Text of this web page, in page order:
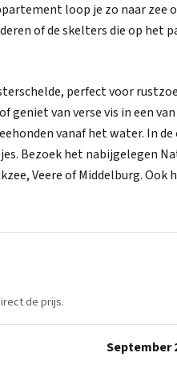
loop je zo naar zee
of de skelters die op het
perfect voor
geniet van verse vis in een
vanaf het water. In de
Bezoek het nabijgelegen
Veere of Middelburg. Ook
de prijs.
September